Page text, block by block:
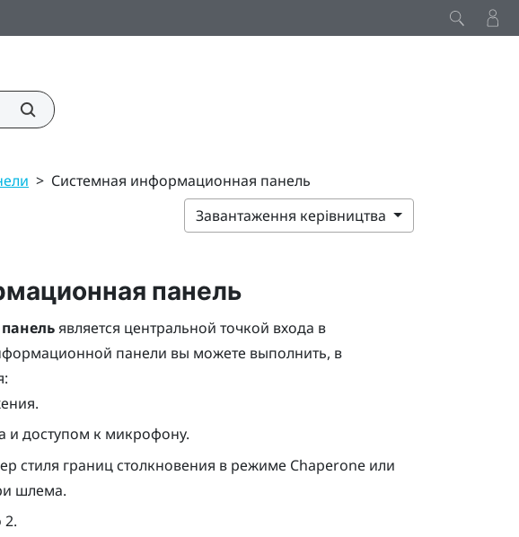
> Системная информационная панель
Завантаження керівництва
панель
является центральной точкой входа в
панели вы можете выполнить, в
и доступом к микрофону.
стиля границ столкновения в режиме Chaperoneили
шлема.
2.